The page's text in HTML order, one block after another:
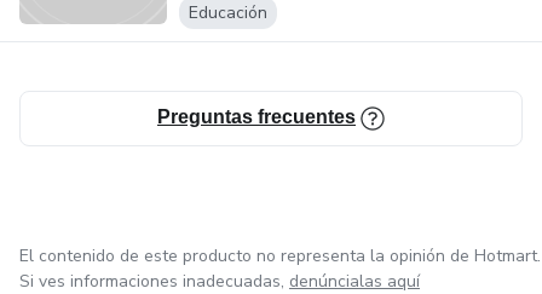
No hacemos marketing “por hacer”.
para que el negocio funcione mejor y venda más.
Educación
Preguntas frecuentes
El contenido de este producto no representa la opinión de Hotmart.
Si ves informaciones inadecuadas, denúncialas aquí